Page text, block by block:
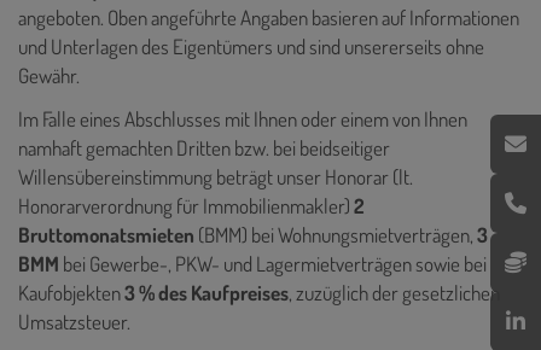
angeboten. Oben angeführte Angaben basieren auf Informationen
und Unterlagen des Eigentümers und sind unsererseits ohne
Gewähr.
Im Falle eines Abschlusses mit Ihnen oder einem von Ihnen
namhaft gemachten Dritten bzw. bei beidseitiger
Willensübereinstimmung beträgt unser Honorar (lt.
Honorarverordnung für Immobilienmakler)2
Bruttomonatsmieten (BMM) bei Wohnungsmietverträgen,3
BMM bei Gewerbe-, PKW- und Lagermietverträgen sowie bei
Kaufobjekten3 % des Kaufpreises, zuzüglich der gesetzlichen
Umsatzsteuer.